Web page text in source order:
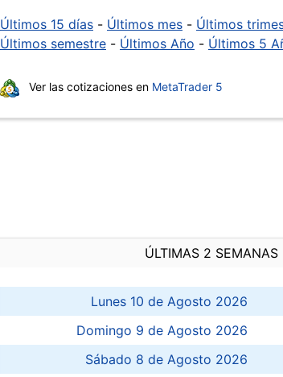
Últimos 15 días - Últimos mes - Últimos
Últimos semestre - Últimos Año - Últimos 5
Ver las cotizaciones en MetaTrader 5
ÚLTIMAS 2 SEMANAS
Lunes 10 de Agosto 2026
Domingo 9 de Agosto 2026
Sábado 8 de Agosto 2026